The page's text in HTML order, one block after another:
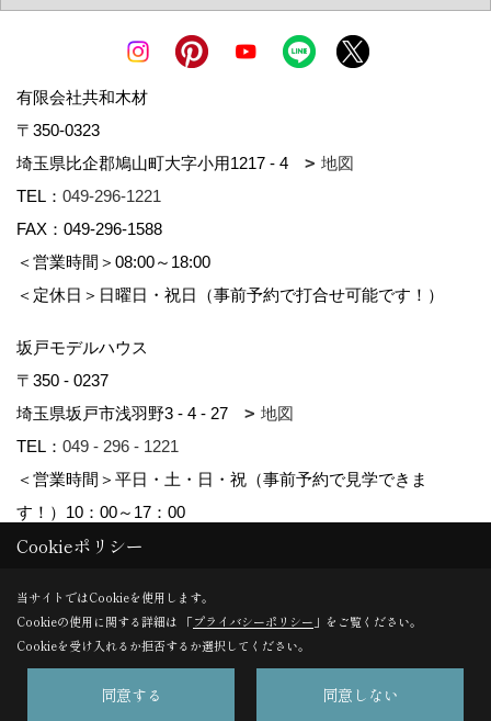
有限会社共和木材
〒350-0323
埼玉県比企郡鳩山町大字小用1217 - 4
地図
TEL： 049-296-1221
FAX：049-296-1588
＜営業時間＞08:00～18:00
＜定休日＞日曜日・祝日（事前予約で打合せ可能です！）
坂戸モデルハウス
〒350 - 0237
埼玉県坂戸市浅羽野3 - 4 - 27
地図
TEL： 049 - 296 - 1221
＜営業時間＞平日・土・日・祝（事前予約で見学できま
す！）10：00～17：00
Copyright (c) kyowa. All Rights Reserved.
Produced byゴデスクリエイト
Cookieポリシー
当サイトではCookieを使用します。
Cookieの使用に関する詳細は 「プライバシーポリシー 」をご覧ください。
Cookieを受け入れるか拒否するか選択してください。
同意する 同意しない